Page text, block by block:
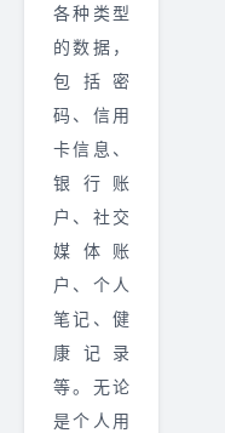
各种类型
的数据，
包括密
码、信用
卡信息、
银行账
户、社交
媒体账
户、个人
笔记、健
康记录
等。无论
是个人用